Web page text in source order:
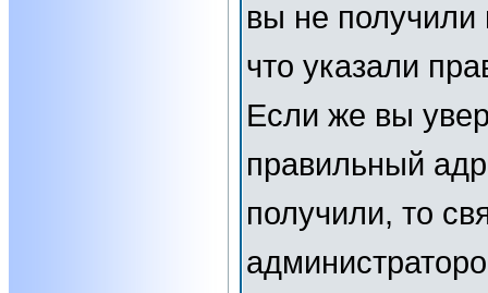
вы не получили
что указали
Если же вы
правильный
получили, то